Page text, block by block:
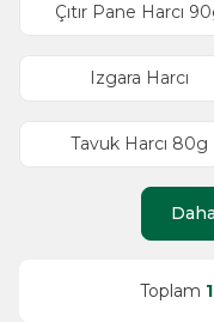
Çıtır Pane Harcı
Izgara Harcı
Tavuk Harcı 80g
Toplam